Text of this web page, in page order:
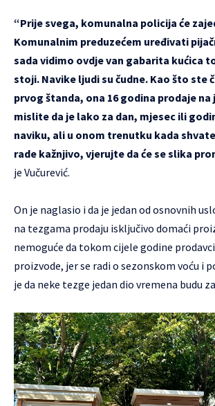
“Prije svega, komunalna policija će
Komunalnim preduzećem uređivati
sada vidimo ovdje van gabarita kućica
stoji. Navike ljudi su čudne. Kao što ste
prvog štanda, ona 16 godina prodaje na
mislite da je lako za dan, mjesec ili
naviku, ali u onom trenutku kada
rade kažnjivo, vjerujte da će se slika
je Vučurević.
On je naglasio i da je jedan od osnovnih
na tezgama prodaju isključivo domaći
nemoguće da tokom cijele godine
proizvode, jer se radi o sezonskom voću i
je da neke tezge jedan dio vremena budu